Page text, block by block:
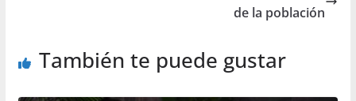
de la población
También te puede gustar